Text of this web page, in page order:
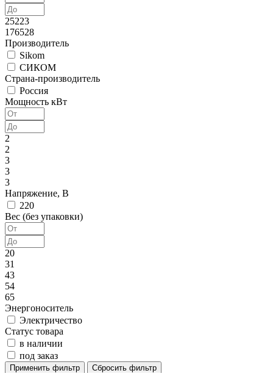
25223
176528
Производитель
Sikom
СИКОМ
Страна-производитель
Россия
Мощность кВт
2
2
3
3
3
Напряжение, В
220
Вес (без упаковки)
20
31
43
54
65
Энергоноситель
Электричество
Статус товара
в наличии
под заказ